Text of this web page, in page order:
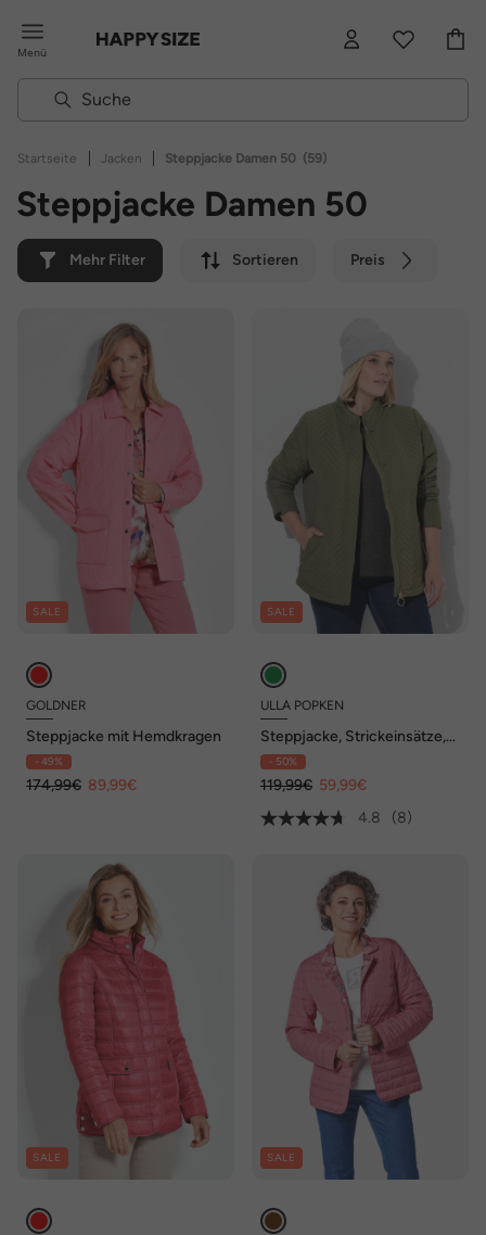
Menü
Startseite | Jacken | Steppjacke Damen 50 (59)
Steppjacke Damen 50
Mehr Filter Sortieren Preis
SALE
GOLDNER
Steppjacke mit Hemdkragen
- 49%
174,99€ 89,99€
SALE
ULLA POPKEN
Steppjacke, Strickeinsätze,
Stehkragen, Zipptaschen
- 50%
119,99€ 59,99€
4.8
(8)
SALE SALE